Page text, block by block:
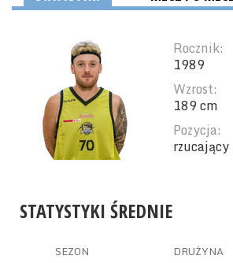
Rocznik:
1989
Wzrost:
189 cm
Pozycja:
rzucający
STATYSTYKI ŚREDNIE
SEZON DRUŻYNA